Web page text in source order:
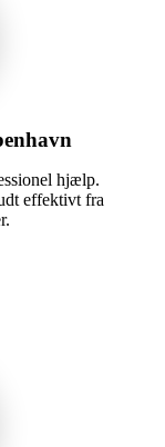
hjælp.
effektivt fra